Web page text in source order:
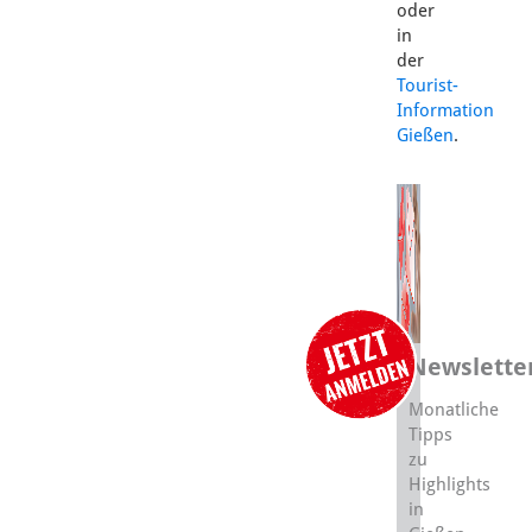
oder
in
der
Tourist-
Information
Gießen.
Monatliche
Tipps
zu
Highlights
in